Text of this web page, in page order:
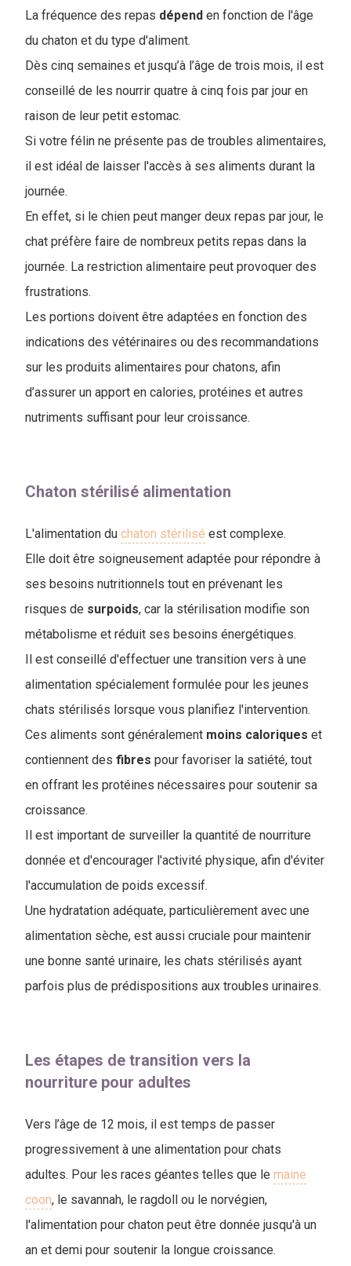
La fréquence des repas dépend en fonction de l'âge
du chaton et du type d'aliment.
Dès cinq semaines et jusqu’à l’âge de trois mois, il est
conseillé de les nourrir quatre à cinq fois par jour en
raison de leur petit estomac.
Si votre félin ne présente pas de troubles alimentaires,
il est idéal de laisser l'accès à ses aliments durant la
journée.
En effet, si le chien peut manger deux repas par jour, le
chat préfère faire de nombreux petits repas dans la
journée. La restriction alimentaire peut provoquer des
frustrations.
Les portions doivent être adaptées en fonction des
indications des vétérinaires ou des recommandations
sur les produits alimentaires pour chatons, afin
d’assurer un apport en calories, protéines et autres
nutriments suffisant pour leur croissance.
Chaton stérilisé alimentation
L'alimentation du chaton stérilisé est complexe.
Elle doit être soigneusement adaptée pour répondre à
ses besoins nutritionnels tout en prévenant les
risques de surpoids, car la stérilisation modifie son
métabolisme et réduit ses besoins énergétiques.
Il est conseillé d'effectuer une transition vers à une
alimentation spécialement formulée pour les jeunes
chats stérilisés lorsque vous planifiez l'intervention.
Ces aliments sont généralement moins caloriques et
contiennent des fibres pour favoriser la satiété, tout
en offrant les protéines nécessaires pour soutenir sa
croissance.
Il est important de surveiller la quantité de nourriture
donnée et d'encourager l'activité physique, afin d'éviter
l'accumulation de poids excessif.
Une hydratation adéquate, particulièrement avec une
alimentation sèche, est aussi cruciale pour maintenir
une bonne santé urinaire, les chats stérilisés ayant
parfois plus de prédispositions aux troubles urinaires.
Les étapes de transition vers la
nourriture pour adultes
Vers l’âge de 12 mois, il est temps de passer
progressivement à une alimentation pour chats
adultes. Pour les races géantes telles que le maine
coon, le savannah, le ragdoll ou le norvégien,
l'alimentation pour chaton peut être donnée jusqu'à un
an et demi pour soutenir la longue croissance.